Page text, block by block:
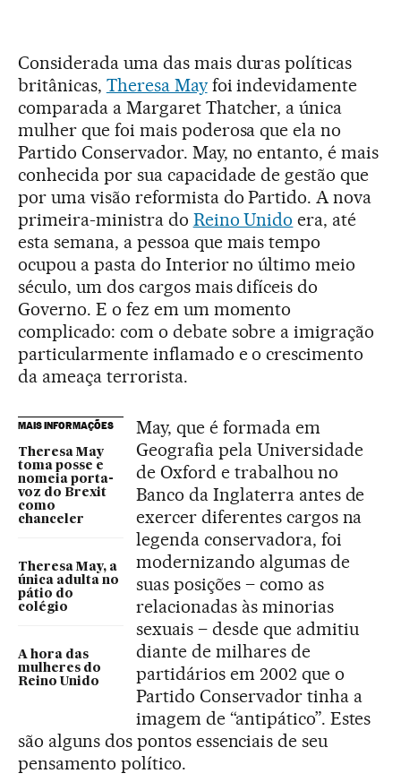
Considerada uma das mais duras políticas
britânicas, Theresa Mayfoi indevidamente
comparada a Margaret Thatcher, a única
mulher que foi mais poderosa que ela no
Partido Conservador. May, no entanto, é mais
conhecida por sua capacidade de gestão que
por uma visão reformista do Partido. A nova
primeira-ministra do Reino Unido era, até
esta semana, a pessoa que mais tempo
ocupou a pasta do Interior no último meio
século, um dos cargos mais difíceis do
Governo. E o fez em um momento
complicado: com o debate sobre a imigração
particularmente inflamado e o crescimento
da ameaça terrorista.
MAIS INFORMAÇÕES
Theresa May
toma posse e
nomeia porta-
voz do Brexit
como
chanceler
Theresa May, a
única adulta no
pátio do
colégio
A hora das
mulheres do
Reino Unido
May, que é formada em
Geografia pela Universidade
de Oxford e trabalhou no
Banco da Inglaterra antes de
exercer diferentes cargos na
legenda conservadora, foi
modernizando algumas de
suas posições – como as
relacionadas às minorias
sexuais – desde que admitiu
diante de milhares de
partidários em 2002 que o
Partido Conservador tinha a
imagem de “antipático”. Estes
são alguns dos pontos essenciais de seu
pensamento político.